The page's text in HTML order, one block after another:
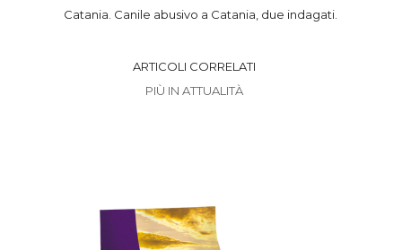
Catania. Canile abusivo a Catania, due indagati.
ARTICOLI CORRELATI
PIÙ IN ATTUALITÀ